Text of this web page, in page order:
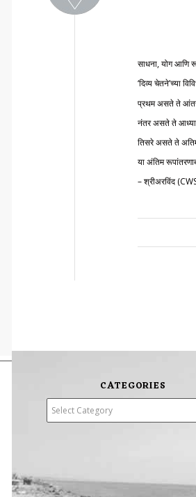
साधना, योग आणि
‘दिव्य चेतने’च्या
प्रथम असते ते
नंतर असते ते
तिसरे असते ते
या अंतिम
– श्रीअरविंद
CATEGORIES